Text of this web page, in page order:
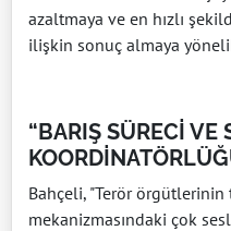
azaltmaya ve en hızlı
ilişkin sonuç almaya
“BARIŞ SÜRECİ VE
Bahçeli, "Terör
mekanizmasındaki çok